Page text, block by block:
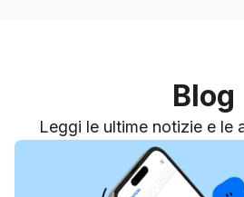
Blog
Leggi le ultime notizie e le